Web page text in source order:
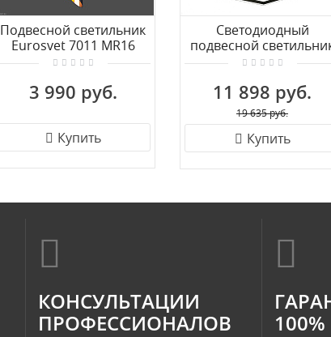
Подвесной светильник
Eurosvet 7011 MR16
BK/GD черный/золото
3 990 руб.
Купить
Светодиодный
подвесной
KINK Light Альтис
11 898 руб.
19 635 руб.
Купить
КОНСУЛЬТАЦИИ
ПРОФЕССИОНАЛОВ
100%